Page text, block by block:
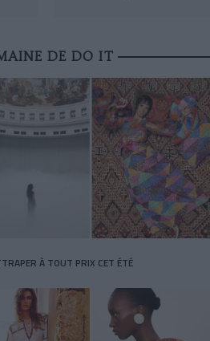
DE DO IT
À TOUT PRIX CET ÉTÉ